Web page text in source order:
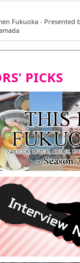
Fukuoka - Presented
Cosplay] - Indonesia
Hakata Honten |
vegan/vegetarian
Fukuoka mencicipi
PICKS